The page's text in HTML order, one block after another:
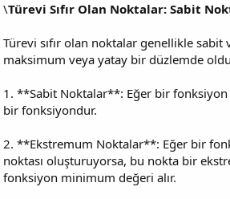
\Türevi Sıfır Olan Noktalar: Sabit
Türevi sıfır olan noktalar genellikle
maksimum veya yatay bir düzlemde
1. **Sabit Noktalar**: Eğer bir fonksiyon
bir fonksiyondur.
2. **Ekstremum Noktalar**: Eğer bir
noktası oluşturuyorsa, bu nokta bir
fonksiyon minimum değeri alır.